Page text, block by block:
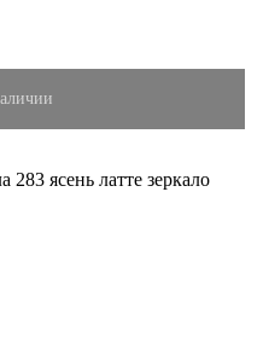
ясень латте зеркало